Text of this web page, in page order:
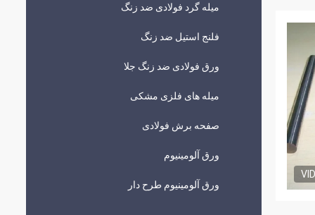
میله گرد فولادی ضد زنگ
فلنج استیل ضد زنگ
ورق فولادی ضد زنگ جلا
میله های فلزی مشکی
صفحه برش فولادی
ورق آلومینیوم
ورق آلومینیوم طرح دار